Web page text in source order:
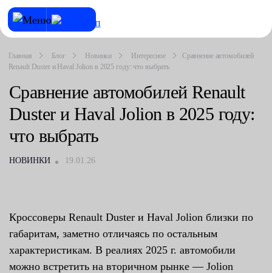
Главная Блог Новинки Интересное
Сравнение автомобилей
Renault Duster и Haval Jolion в 2025 году: что выбрать
Сравнение автомобилей Renault
Duster и Haval Jolion в 2025 году:
что выбрать
НОВИНКИ 19.01.26
Кроссоверы Renault Duster и Haval Jolion близки по
габаритам, заметно отличаясь по остальным
характеристикам. В реалиях 2025 г. автомобили
можно встретить на вторичном рынке — Jolion